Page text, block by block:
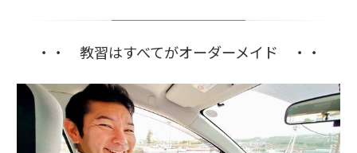
・・ 教習はすべてがオーダーメイド ・・